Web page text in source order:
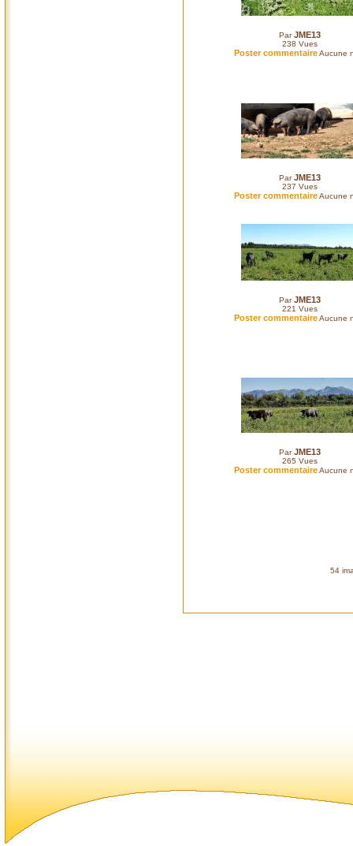
ParJME13
238 Vues
Poster commentaireAucune
ParJME13
237 Vues
Poster commentaireAucune
ParJME13
221 Vues
Poster commentaireAucune
ParJME13
265 Vues
Poster commentaireAucune
54